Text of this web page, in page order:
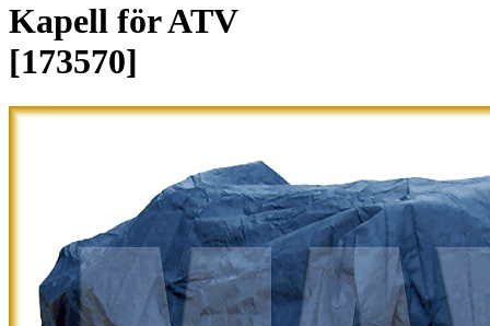
Kapell för ATV
[173570]